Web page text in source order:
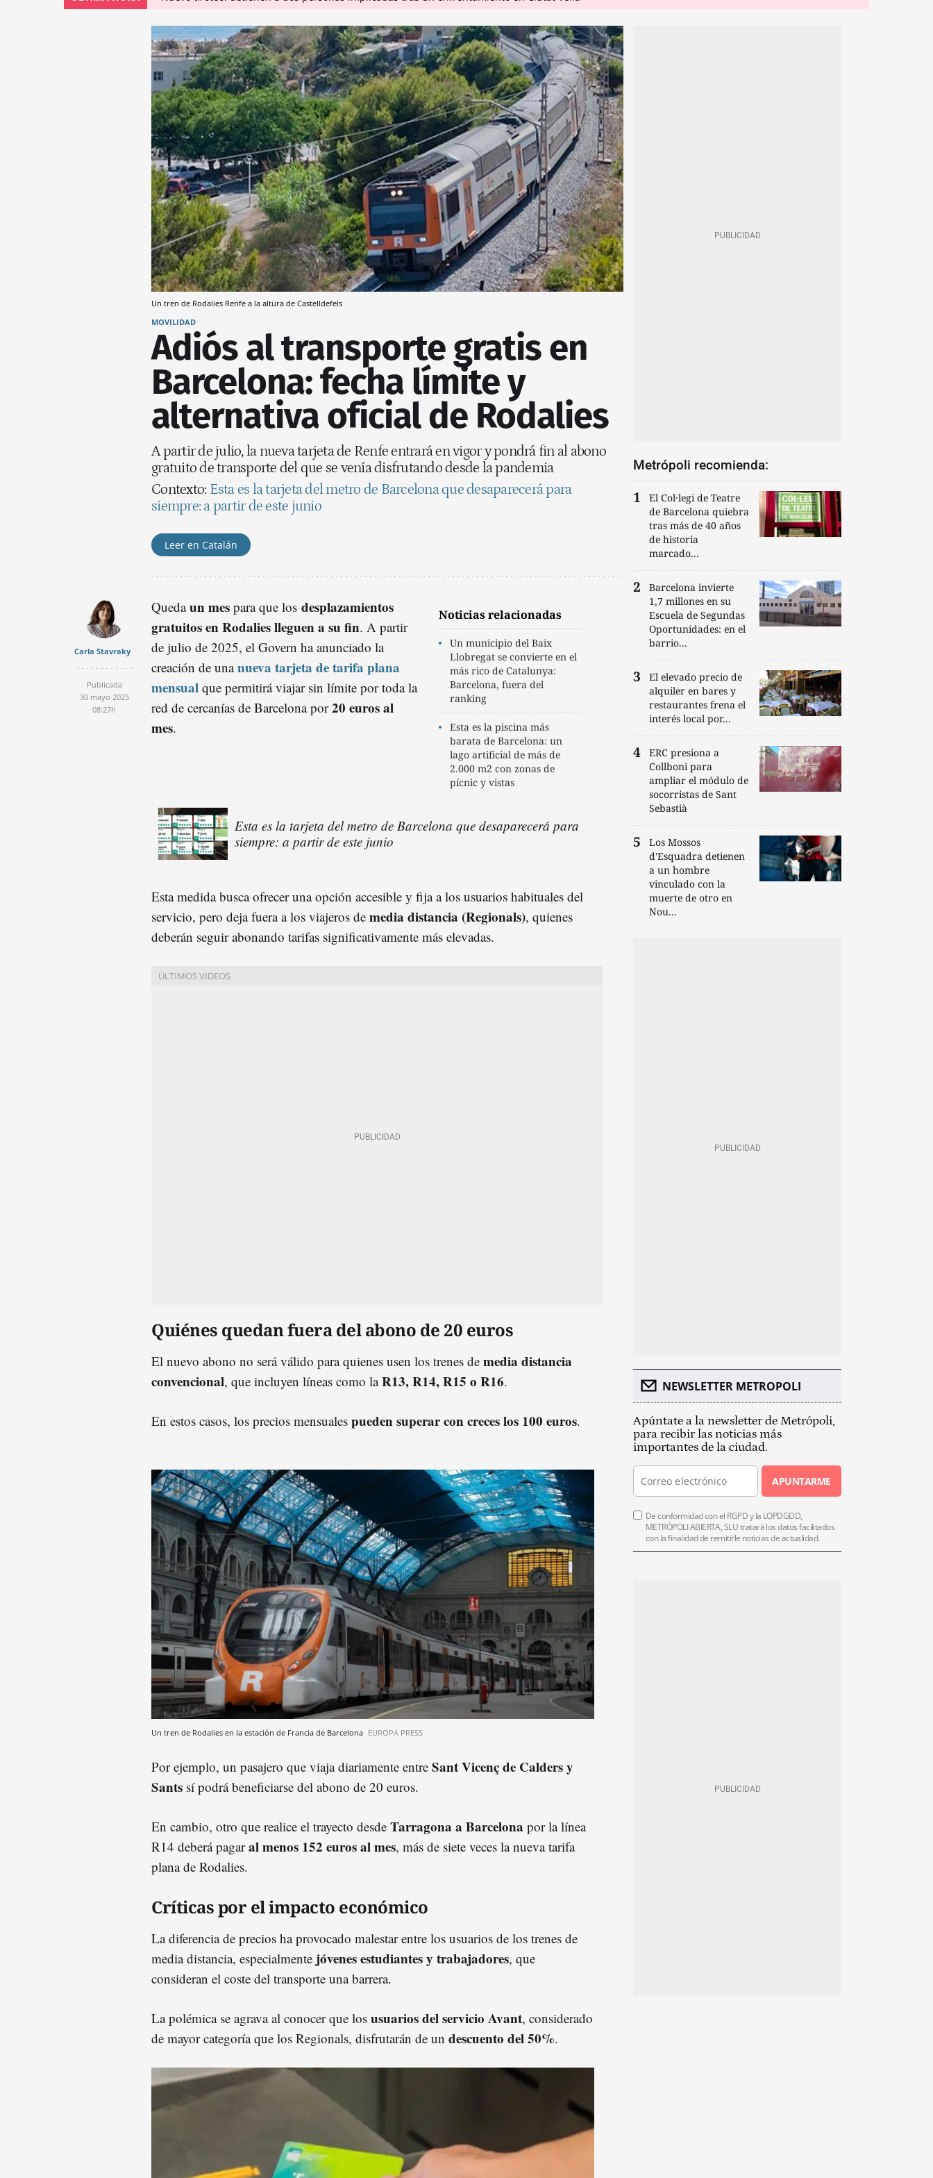
Un tren de Rodalies Renfe a la altura de Castelldefels
MOVILIDAD
Adiós al transporte gratis en
Barcelona: fecha límite y
alternativa oficial de Rodalies
A partir de julio, la nueva tarjeta de Renfe entrará en vigor y pondrá fin al abono
gratuito de transporte del que se venía disfrutando desde la pandemia
Contexto: Esta es la tarjeta del metro de Barcelona que desaparecerá para
siempre: a partir de este junio
Leer en Catalán
Carla Stavraky
Publicada
30 mayo 2025
08:27h
Noticias relacionadas
Un municipio del Baix
Llobregat se convierte en el
más rico de Catalunya:
Barcelona, fuera del
ranking
Esta es la piscina más
barata de Barcelona: un
lago artificial de más de
2.000 m2 con zonas de
pícnic y vistas
Quedaun mes para que los desplazamientos
gratuitos en Rodalies lleguen a su fin. A partir
de julio de 2025, el Govern ha anunciado la
creación de unanueva tarjeta de tarifa plana
mensual que permitirá viajar sin límite por toda la
red de cercanías de Barcelona por20 euros al
mes.
Esta es la tarjeta del metro de Barcelona que desaparecerá para
siempre: a partir de este junio
Esta medida busca ofrecer una opción accesible y fija a los usuarios habituales del
servicio, pero deja fuera a los viajeros de media distancia (Regionals), quienes
deberán seguir abonando tarifas significativamente más elevadas.
Quiénes quedan fuera del abono de 20 euros
El nuevo abono no será válido para quienes usen los trenes de media distancia
convencional, que incluyen líneas como laR13, R14, R15 o R16.
En estos casos, los precios mensuales pueden superar con creces los 100 euros.
Un tren de Rodalies en la estación de Francia de Barcelona EUROPA PRESS
Por ejemplo, un pasajero que viaja diariamente entre Sant Vicenç de Calders y
Sants sí podrá beneficiarse del abono de 20 euros.
En cambio, otro que realice el trayecto desde Tarragona a Barcelona por la línea
R14 deberá pagaral menos 152 euros al mes, más de siete veces la nueva tarifa
plana de Rodalies.
Críticas por el impacto económico
La diferencia de precios ha provocado malestar entre los usuarios de los trenes de
media distancia, especialmente jóvenes estudiantes y trabajadores, que
consideran el coste del transporte una barrera.
La polémica se agrava al conocer que los usuarios del servicio Avant, considerado
de mayor categoría que los Regionals, disfrutarán de un descuento del 50%.
Metrópoli recomienda:
El Col·legi de Teatre
de Barcelona quiebra
tras más de 40 años
de historia
marcado...
Barcelona invierte
1,7 millones en su
Escuela de Segundas
Oportunidades: en el
barrio...
El elevado precio de
alquiler en bares y
restaurantes frena el
interés local por...
ERC presiona a
Collboni para
ampliar el módulo de
socorristas de Sant
Sebastià
Los Mossos
d'Esquadra detienen
a un hombre
vinculado con la
muerte de otro en
Nou...
NEWSLETTER METROPOLI
Apúntate a la newsletter de Metrópoli,
para recibir las noticias más
importantes de la ciudad.
APUNTARME
De conformidad con el RGPD y la LOPDGDD,
METRÓPOLI ABIERTA, SLU tratará los datos facilitados
con la finalidad de remitirle noticias de actualidad.